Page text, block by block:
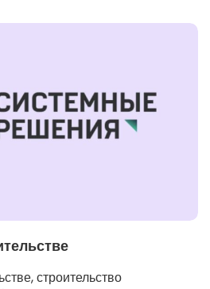
строительство